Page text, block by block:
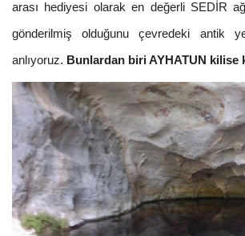
arası hediyesi olarak en değerli SEDİR
gönderilmiş olduğunu çevredeki antik
anlıyoruz. Bunlardan biri AYHATUN kilise